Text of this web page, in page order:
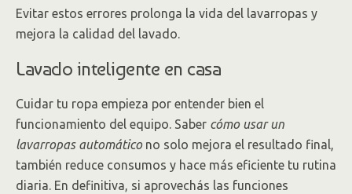
Evitar estos errores prolonga la vida del lavarropas y
mejora la calidad del lavado.
Lavado inteligente en casa
Cuidar tu ropa empieza por entender bien el
funcionamiento del equipo. Saber cómo usar un
lavarropas automático no solo mejora el resultado final,
también reduce consumos y hace más eficiente tu rutina
diaria. En definitiva, si aprovechás las funciones